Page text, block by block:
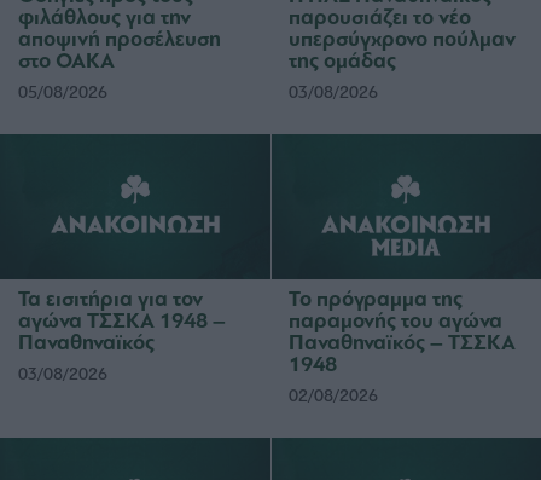
φιλάθλους για την
αποψινή προσέλευση
στο ΟΑΚΑ
05/08/2026
παρουσιάζει το νέο
υπερσύγχρονο πούλμαν
της ομάδας
03/08/2026
Τα εισιτήρια για τον
αγώνα ΤΣΣΚΑ 1948 –
Παναθηναϊκός
03/08/2026
Το πρόγραμμα της
παραμονής του αγώνα
Παναθηναϊκός – ΤΣΣΚΑ
1948
02/08/2026